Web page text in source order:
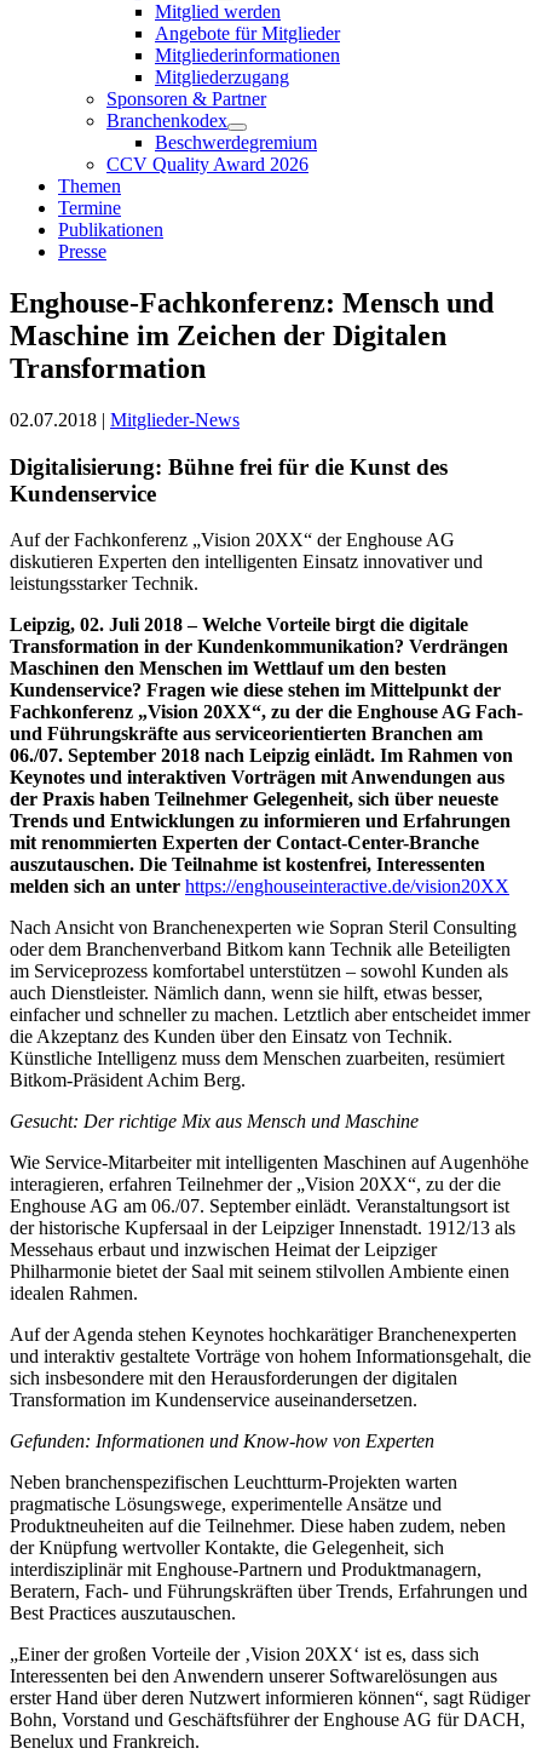
Mitglied werden
Angebote für Mitglieder
Mitgliederinformationen
Mitgliederzugang
Sponsoren & Partner
Branchenkodex
Beschwerdegremium
CCV Quality Award 2026
Themen
Termine
Publikationen
Presse
Enghouse-Fachkonferenz: Mensch und
Maschine im Zeichen der Digitalen
Transformation
02.07.2018 | Mitglieder-News
Digitalisierung: Bühne frei für die Kunst des
Kundenservice
Auf der Fachkonferenz „Vision 20XX“ der Enghouse AG
diskutieren Experten den intelligenten Einsatz innovativer und
leistungsstarker Technik.
Leipzig, 02. Juli 2018 – Welche Vorteile birgt die digitale
Transformation in der Kundenkommunikation? Verdrängen
Maschinen den Menschen im Wettlauf um den besten
Kundenservice? Fragen wie diese stehen im Mittelpunkt der
Fachkonferenz „Vision 20XX“, zu der die Enghouse AG Fach-
und Führungskräfte aus serviceorientierten Branchen am
06./07. September 2018 nach Leipzig einlädt. Im Rahmen von
Keynotes und interaktiven Vorträgen mit Anwendungen aus
der Praxis haben Teilnehmer Gelegenheit, sich über neueste
Trends und Entwicklungen zu informieren und Erfahrungen
mit renommierten Experten der Contact-Center-Branche
auszutauschen. Die Teilnahme ist kostenfrei, Interessenten
melden sich an unter https://enghouseinteractive.de/vision20XX
Nach Ansicht von Branchenexperten wie Sopran Steril Consulting
oder dem Branchenverband Bitkom kann Technik alle Beteiligten
im Serviceprozess komfortabel unterstützen – sowohl Kunden als
auch Dienstleister. Nämlich dann, wenn sie hilft, etwas besser,
einfacher und schneller zu machen. Letztlich aber entscheidet immer
die Akzeptanz des Kunden über den Einsatz von Technik.
Künstliche Intelligenz muss dem Menschen zuarbeiten, resümiert
Bitkom-Präsident Achim Berg.
Gesucht: Der richtige Mix aus Mensch und Maschine
Wie Service-Mitarbeiter mit intelligenten Maschinen auf Augenhöhe
interagieren, erfahren Teilnehmer der „Vision 20XX“, zu der die
Enghouse AG am 06./07. September einlädt. Veranstaltungsort ist
der historische Kupfersaal in der Leipziger Innenstadt. 1912/13 als
Messehaus erbaut und inzwischen Heimat der Leipziger
Philharmonie bietet der Saal mit seinem stilvollen Ambiente einen
idealen Rahmen.
Auf der Agenda stehen Keynotes hochkarätiger Branchenexperten
und interaktiv gestaltete Vorträge von hohem Informationsgehalt, die
sich insbesondere mit den Herausforderungen der digitalen
Transformation im Kundenservice auseinandersetzen.
Gefunden: Informationen und Know-how von Experten
Neben branchenspezifischen Leuchtturm-Projekten warten
pragmatische Lösungswege, experimentelle Ansätze und
Produktneuheiten auf die Teilnehmer. Diese haben zudem, neben
der Knüpfung wertvoller Kontakte, die Gelegenheit, sich
interdisziplinär mit Enghouse-Partnern und Produktmanagern,
Beratern, Fach- und Führungskräften über Trends, Erfahrungen und
Best Practices auszutauschen.
„Einer der großen Vorteile der ‚Vision 20XX‘ ist es, dass sich
Interessenten bei den Anwendern unserer Softwarelösungen aus
erster Hand über deren Nutzwert informieren können“, sagt Rüdiger
Bohn, Vorstand und Geschäftsführer der Enghouse AG für DACH,
Benelux und Frankreich.